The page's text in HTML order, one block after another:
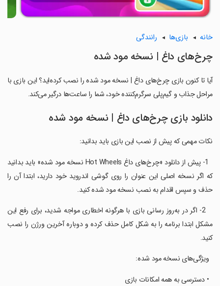
خانه بازی‌ها رانندگی
چرخ‌های داغ | نسخه مود شده
آیا تا کنون بازی چرخ‌های داغ | نسخه مود شده را نصب کرده‌اید؟ این بازی با
مراحل جذاب و گیم‌پلی سرگرم‌کننده خود، شما را ساعت‌ها درگیر می‌کند.
دانلود بازی چرخ‌های داغ | نسخه مود شده
نکات مهمی که پیش از نصب این بازی باید بدانید:
‏ ‏ 1- پیش از دانلود «چرخ‌های داغ Hot Wheels نسخه مود شده» باید بدانید
که اگر نسخه اصلی این عنوان را روی گوشی اندروید خود دارید، ابتدا آن را
حذف و سپس اقدام به نصب نسخه مود شده کنید.
‏ ‏ ‏ 2- اگر در به‌روز رسانی بازی با هرگونه اخطاری مواجه شدید، برای رفع این
مشکل ابتدا برنامه را به شکل کامل حذف کرده و دوباره آخرین ورژن را نصب
کنید.
‏ ‏ ویژگی‌های نسخه مود شده:
‏ ‏ • دسترسی به همه امکانات بازی